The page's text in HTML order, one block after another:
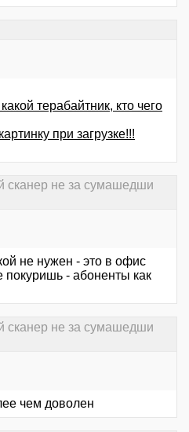
терабайтник, кто чего
при загрузке!!!
сканер не за сумашедши
не нужен - это в офис
покуришь - абоненты как
сканер не за сумашедши
чем доволен